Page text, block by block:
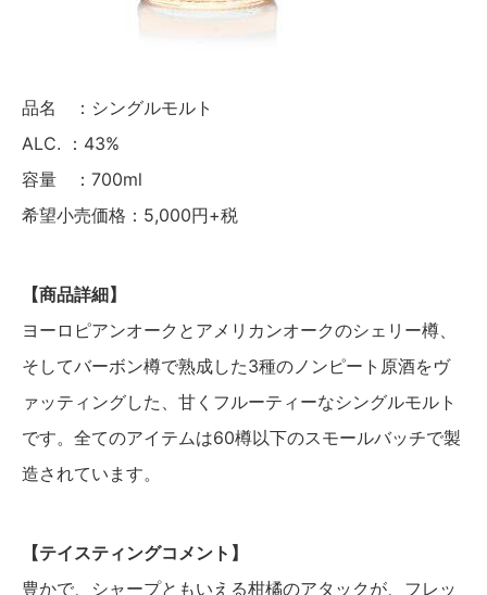
品名 ：シングルモルト
ALC. ：43%
容量 ：700ml
希望小売価格：5,000円+税
【商品詳細】
ヨーロピアンオークとアメリカンオークのシェリー樽、
そしてバーボン樽で熟成した3種のノンピート原酒をヴ
ァッティングした、甘くフルーティーなシングルモルト
です。全てのアイテムは60樽以下のスモールバッチで製
造されています。
【テイスティングコメント】
豊かで、シャープともいえる柑橘のアタックが、フレッ